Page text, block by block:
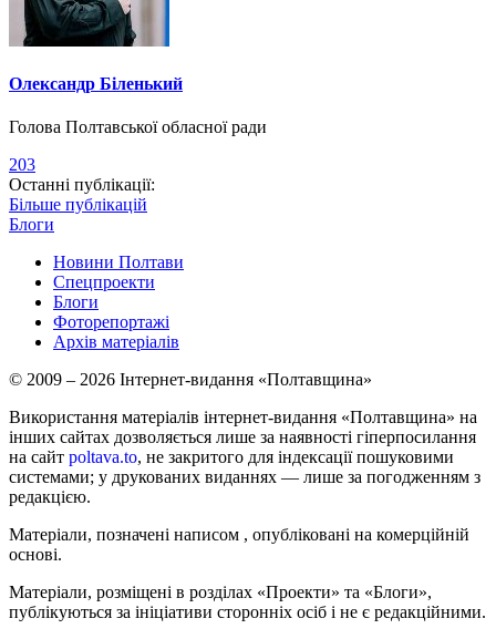
Олександр Біленький
Голова Полтавської обласної ради
203
Останні публікації:
Більше публікацій
Блоги
Новини Полтави
Спецпроекти
Блоги
Фоторепортажі
Архів матеріалів
© 2009 – 2026 Інтернет-видання «Полтавщина»
Використання матеріалів інтернет-видання «Полтавщина» на
інших сайтах дозволяється лише за наявності гіперпосилання
на сайт poltava.to, не закритого для індексації пошуковими
системами; у друкованих виданнях — лише за погодженням з
редакцією.
Матеріали, позначені написом , опубліковані на комерційній
основі.
Матеріали, розміщені в розділах «Проекти» та «Блоги»,
публікуються за ініціативи сторонніх осіб і не є редакційними.